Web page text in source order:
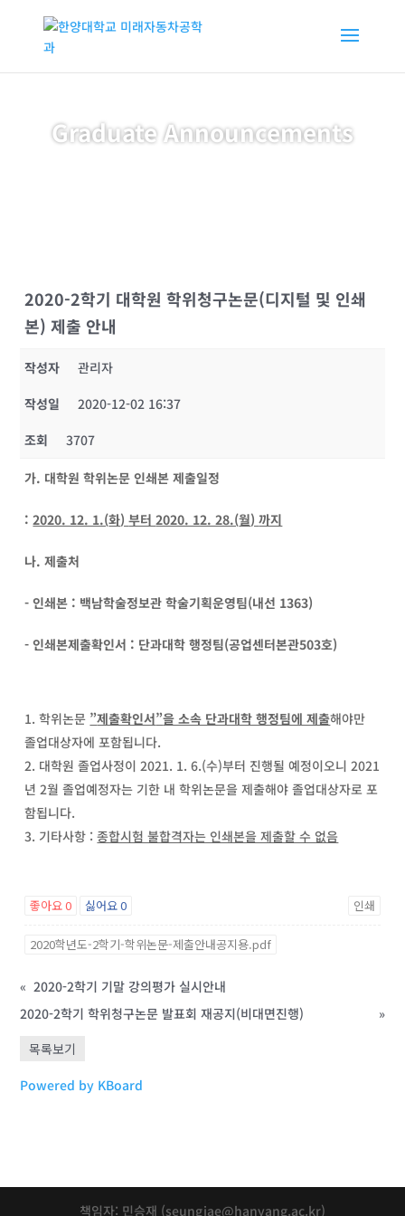
Graduate Announcements
2020-2학기 대학원 학위청구논문(디지털 및 인쇄
본) 제출 안내
작성자
관리자
작성일
2020-12-02 16:37
조회
3707
가. 대학원 학위논문 인쇄본 제출일정
:2020. 12. 1.(화)부터2020. 12. 28.(월)까지
나.제출처
-인쇄본 : 백남학술정보관 학술기획운영팀(내선 1363)
-인쇄본제출확인서 : 단과대학 행정팀(공업센터본관503호)
학위논문 ”제출확인서”을 소속 단과대학 행정팀에 제출해야만
졸업대상자에 포함됩니다.
대학원 졸업사정이 2021. 1. 6.(수)부터 진행될 예정이오니 2021
년 2월 졸업예정자는 기한 내 학위논문을 제출해야 졸업대상자로 포
함됩니다.
기타사항 :종합시험 불합격자는 인쇄본을 제출할 수 없음
좋아요0 싫어요0 인쇄
2020학년도-2학기-학위논문-제출안내공지용.pdf
« 2020-2학기 기말 강의평가 실시안내
2020-2학기 학위청구논문 발표회 재공지(비대면진행)
»
목록보기
Powered by KBoard
책임자: 민승재 (seungjae@hanyang.ac.kr)